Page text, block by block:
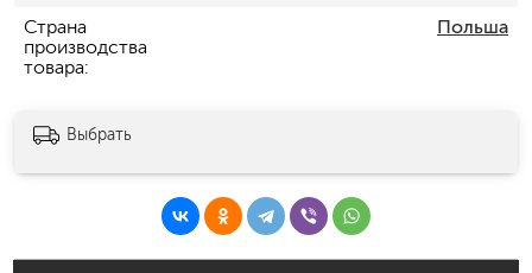
Страна
производства
товара
Польша
Выбрать